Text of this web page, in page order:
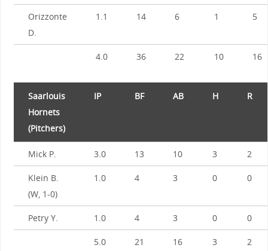
Orizzonte
D.
1.1 14 6 1 5
4.0 36 22 10 16
Saarlouis
Hornets
(Pitchers)
IP BF AB H R
Mick P. 3.0 13 10 3 2
Klein B.
(W, 1-0)
1.0 4 3 0 0
Petry Y. 1.0 4 3 0 0
5.0 21 16 3 2